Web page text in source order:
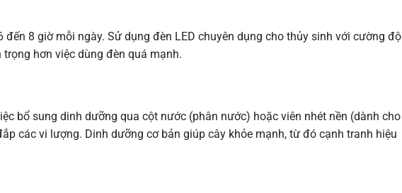
8 giờ mỗi ngày. Sử dụng đèn LED chuyên dụng cho thủy sinh với cường độ
hơn việc dùng đèn quá mạnh.
bổ sung dinh dưỡng qua cột nước (phân nước) hoặc viên nhét nền (dành cho
các vi lượng. Dinh dưỡng cơ bản giúp cây khỏe mạnh, từ đó cạnh tranh hiệu